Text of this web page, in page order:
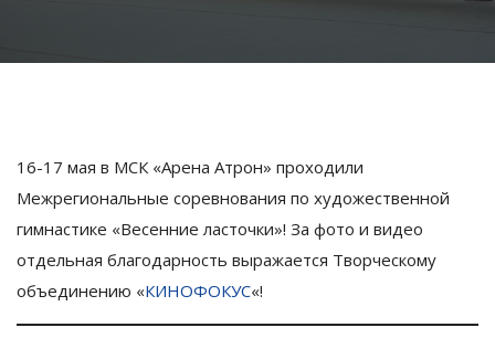
16-17 мая в МСК «Арена Атрон» проходили
Межрегиональные соревнования по художественной
гимнастике «Весенние ласточки»! За фото и видео
отдельная благодарность выражается Творческому
объединению «КИНОФОКУС«!